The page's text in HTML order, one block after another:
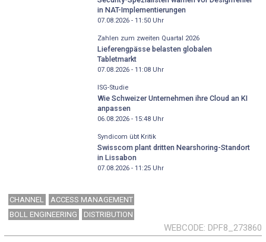
in NAT-Implementierungen
07.08.2026 - 11:50Uhr
Zahlen zum zweiten Quartal 2026
Lieferengpässe belasten globalen
Tabletmarkt
07.08.2026 - 11:08Uhr
ISG-Studie
Wie Schweizer Unternehmen ihre Cloud an KI
anpassen
06.08.2026 - 15:48Uhr
Syndicom übt Kritik
Swisscom plant dritten Nearshoring-Standort
in Lissabon
07.08.2026 - 11:25Uhr
CHANNEL
ACCESS MANAGEMENT
BOLL ENGINEERING
DISTRIBUTION
WEBCODE DPF8_273860